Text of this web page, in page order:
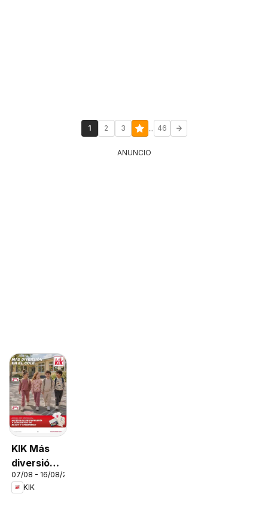
1 2 3 ... 46
ANUNCIO
KIK Más
diversión
en el cole
07/08 - 16/08/2026
KIK